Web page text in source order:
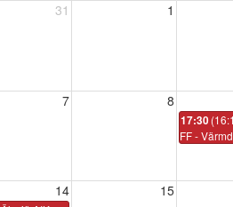
17:30
FF -
31 1
7 8
14 15